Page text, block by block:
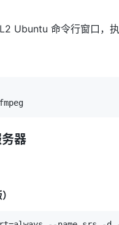
Ubuntu 命令行窗口，执
sudo apt install ffmpeg
器